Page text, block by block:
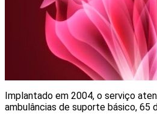
Implantado em 2004, o serviço
ambulâncias de suporte básico,